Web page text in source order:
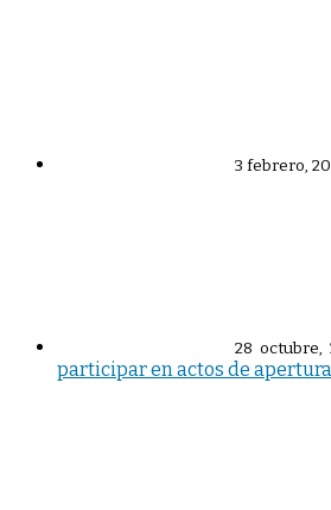
3 febrero,
28 octubre,
participar en actos de apertura